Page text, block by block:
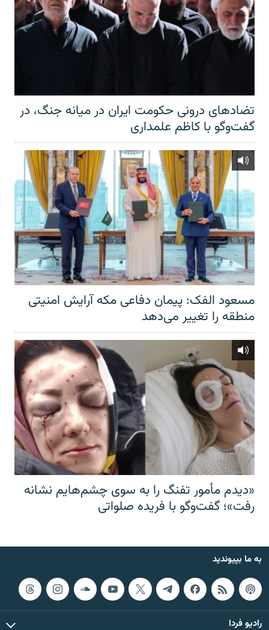
تضادهای درونی حکومت ایران در میانه جنگ، در
گفت‌‌وگو با کاظم علمداری
مسعود الفک: پیمان دفاعی مکه آرایش امنیتی
منطقه را تغییر می‌دهد
«دیدم مأمور تفنگ را به سوی چشم‌هایم نشانه
رفت»؛ گفت‌و‌گو با فریده صلواتی
به ما بپیوندید
رادیو فردا